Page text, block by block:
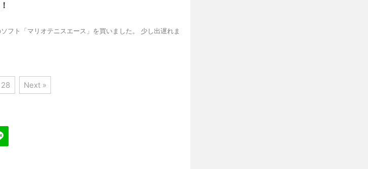
ト「マリオテニスエース」を買いました。 少し出遅れま
28 Next »